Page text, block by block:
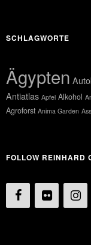
SCHLAGWORTE
Ägypten
Antiatlas Apfel Alkohol
Agroforst Anima Garden
FOLLOW REINHARD